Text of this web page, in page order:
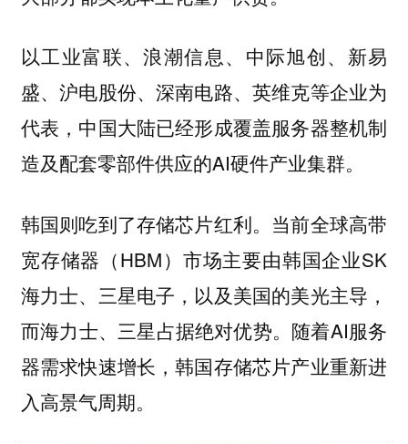
以工业富联、浪潮信息、中际旭创、新易
盛、沪电股份、深南电路、英维克等企业为
代表，中国大陆已经形成覆盖服务器整机制
造及配套零部件供应的AI硬件产业集群。
韩国则吃到了存储芯片红利。当前全球高带
宽存储器（HBM）市场主要由韩国企业SK
海力士、三星电子，以及美国的美光主导，
而海力士、三星占据绝对优势。随着AI服务
器需求快速增长，韩国存储芯片产业重新进
入高景气周期。